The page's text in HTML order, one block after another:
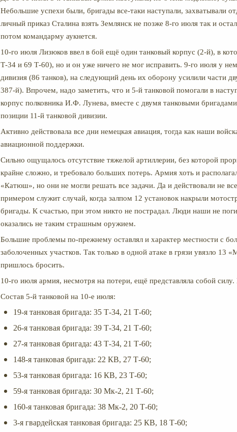
Небольшие успехи были, бригады все-таки наступали, захватывали
личный приказ Сталина взять Землянск не позже 8-го июля так и
потом командарму аукнется.
10-го июля Лизюков ввел в бой ещё один танковый корпус (2-й), в
Т-34 и 69 Т-60), но и он уже ничего не мог исправить. 9-го июля у
дивизия (86 танков), на следующий день их оборону усилили части
387-й). Впрочем, надо заметить, что и 5-й танковой помогали в
корпус полковника И.Ф. Лунева, вместе с двумя танковыми
позиции 11-й танковой дивизии.
Активно действовала все дни немецкая авиация, тогда как наши
авиационной поддержки.
Сильно ощущалось отсутствие тяжелой артиллерии, без которой
крайне сложно, и требовало больших потерь. Армия хоть и
«Катюш», но они не могли решать все задачи. Да и действовали не
примером служит случай, когда залпом 12 установок накрыли
бригады. К счастью, при этом никто не пострадал. Люди наши не
оказались не таким страшным оружием.
Большие проблемы по-прежнему оставлял и характер местности с
заболоченных участков. Так только в одной атаке в грязи увязло 13
пришлось бросить.
10-го июля армия, несмотря на потери, ещё представляла собой силу.
Состав 5-й танковой на 10-е июля:
19-я танковая бригада: 35 Т-34, 21 Т-60;
26-я танковая бригада: 39 Т-34, 21 Т-60;
27-я танковая бригада: 43 Т-34, 21 Т-60;
148-я танковая бригада: 22 КВ, 27 Т-60;
53-я танковая бригада: 16 КВ, 23 Т-60;
59-я танковая бригада: 30 Мк-2, 21 Т-60;
160-я танковая бригада: 38 Мк-2, 20 Т-60;
3-я гвардейская танковая бригада: 25 КВ, 18 Т-60;